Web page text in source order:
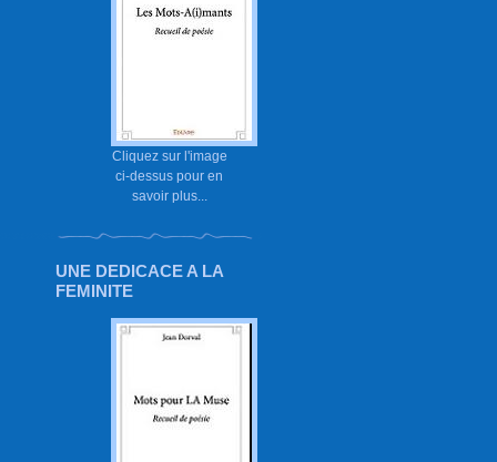
Cliquez sur l'image
ci-dessus pour en
savoir plus...
UNE DEDICACE A LA
FEMINITE